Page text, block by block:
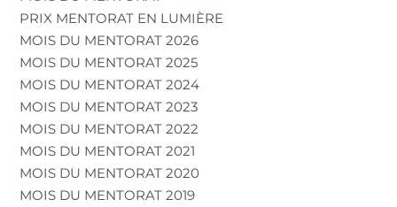
PRIX MENTORAT EN LUMIÈRE
MOIS DU MENTORAT 2026
MOIS DU MENTORAT 2025
MOIS DU MENTORAT 2024
MOIS DU MENTORAT 2023
MOIS DU MENTORAT 2022
MOIS DU MENTORAT 2021
MOIS DU MENTORAT 2020
MOIS DU MENTORAT 2019